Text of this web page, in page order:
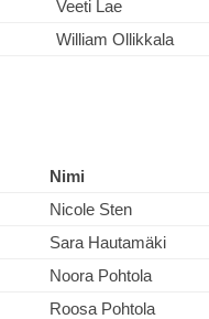
Veeti Lae
William Ollikkala
Nimi
Nicole Sten
Sara Hautamäki
Noora Pohtola
Roosa Pohtola